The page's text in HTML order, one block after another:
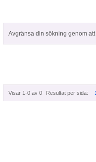
Avgränsa din sökning genom
Visar 1-0 av 0 Resultat per sida: